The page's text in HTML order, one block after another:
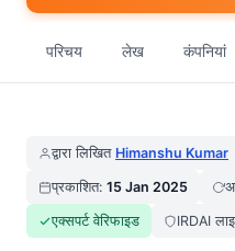
परिचय लेख कंपनियां
द्वारा लिखित Himanshu Kumar
प्रकाशित: 15 Jan 2025
एक्सपर्ट वेरिफाइड IRDAI